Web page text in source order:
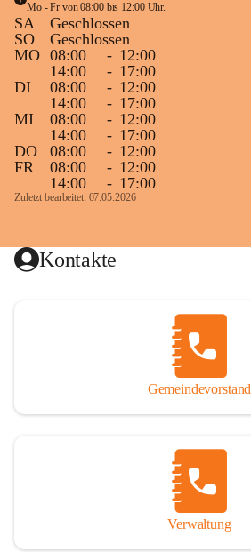
Mo - Fr von 08:00 bis 12:00 Uhr.
SA
Geschlossen
SO
Geschlossen
MO 08:00 - 12:00
14:00
- 17:00
DI
08:00 - 12:00
14:00
- 17:00
MI
08:00 - 12:00
14:00
- 17:00
DO
08:00 - 12:00
FR
08:00 - 12:00
14:00
- 17:00
Zuletzt bearbeitet: 07.05.2026
Kontakte
Gemeindevorstand
Verwaltung